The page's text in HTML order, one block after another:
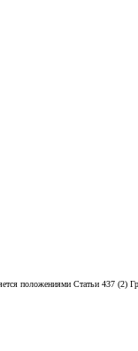
положениями Статьи 437